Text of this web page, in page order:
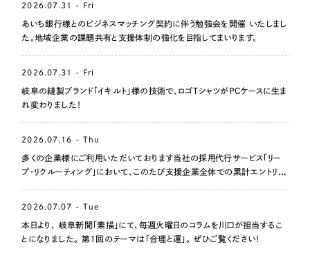
2026.07.31 - Fri
あいち銀行様とのビジネスマッチング契約に伴う勉強会を開催 いたしまし
た。地域企業の課題共有と支援体制の強化を目指してまいります。
2026.07.31 - Fri
岐阜の縫製ブランド「イキルト」様の技術で、ロゴTシャツがPCケースに生ま
れ変わりました！
2026.07.16 - Thu
多くの企業様にご利用いただいております当社の採用代行サービス「リー
プ・リクルーティング」において、このたび支援企業全体での累計エントリー
2026.07.07 - Tue
本日より、 岐阜新聞「素描」にて、毎週火曜日のコラムを川口が担当するこ
とになりました。 第1回のテーマは「合理と運」。 ぜひご覧ください！